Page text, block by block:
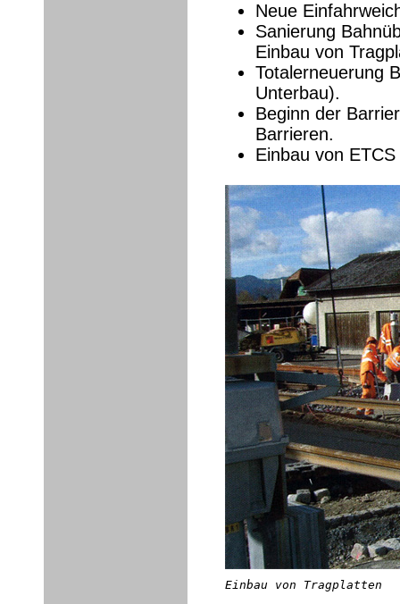
Neue
Sanierung
Einbau von
Totalerneuerung
Unterbau).
Beginn der
Barrieren.
Einbau von
Einbau von Tragplatten